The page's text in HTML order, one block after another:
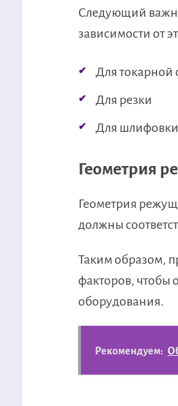
Следующий
зависимости от
Для токарной
Для резки
Для шлифовки
Геометрия
Геометрия
должны
Таким образом,
факторов, чтобы
оборудования.
Рекомендуем: